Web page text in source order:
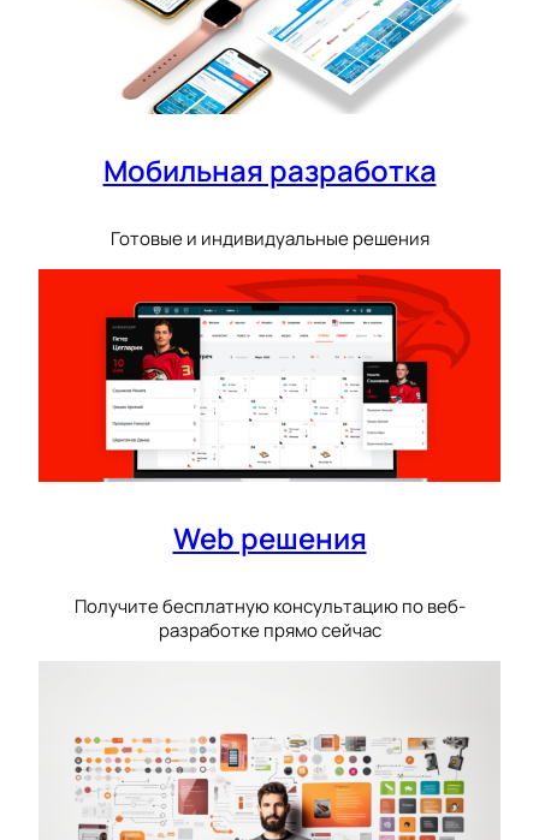
Мобильная разработка
Готовые и индивидуальные решения
Web решения
Получите бесплатную консультацию по веб-
разработке прямо сейчас